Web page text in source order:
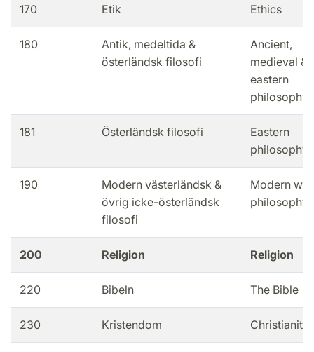
170 Etik Ethics
180
Antik, medeltida &
österländsk filosofi
Ancient,
medieval &
eastern
philosophy
181 Österländsk filosofi
Eastern
philosophy
190
Modern västerländsk &
övrig icke-österländsk
filosofi
Modern
philosophy
200 Religion Religion
220 Bibeln The Bible
230 Kristendom Christianity